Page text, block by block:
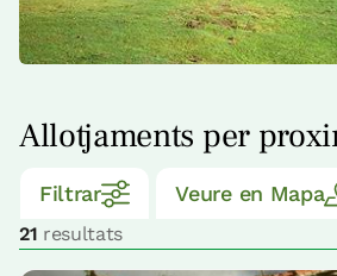
Allotjaments per
Filtrar Veure en Mapa
21 resultats